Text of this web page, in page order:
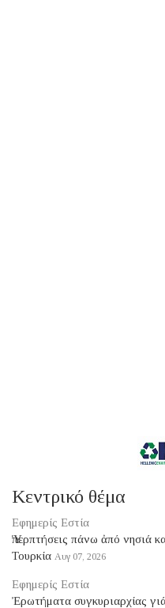
Κεντρικό θέμα
Εφημερίς Εστία
Ὑπερπτήσεις πάνω ἀπό νησιά
Τουρκία Αυγ 07, 2026
Εφημερίς Εστία
Ἐρωτήματα συγκυριαρχίας